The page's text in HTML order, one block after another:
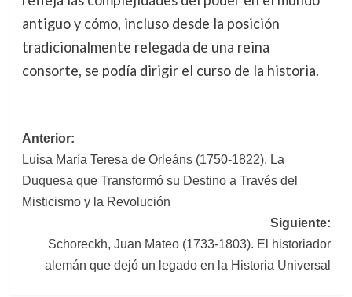
antiguo y cómo, incluso desde la posición
tradicionalmente relegada de una reina
consorte, se podía dirigir el curso de la historia.
Navegación
de
entradas
Anterior:
Luisa María Teresa de Orleáns (1750-1822). La
Duquesa que Transformó su Destino a Través del
Misticismo y la Revolución
Siguiente:
Schoreckh, Juan Mateo (1733-1803). El historiador
alemán que dejó un legado en la Historia Universal